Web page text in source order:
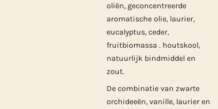
oliën, geconcentreerde
aromatische olie, laurier,
eucalyptus, ceder,
fruitbiomassa . houtskool,
natuurlijk bindmiddel en
zout.
De combinatie van zwarte
orchideeën, vanille, laurier en